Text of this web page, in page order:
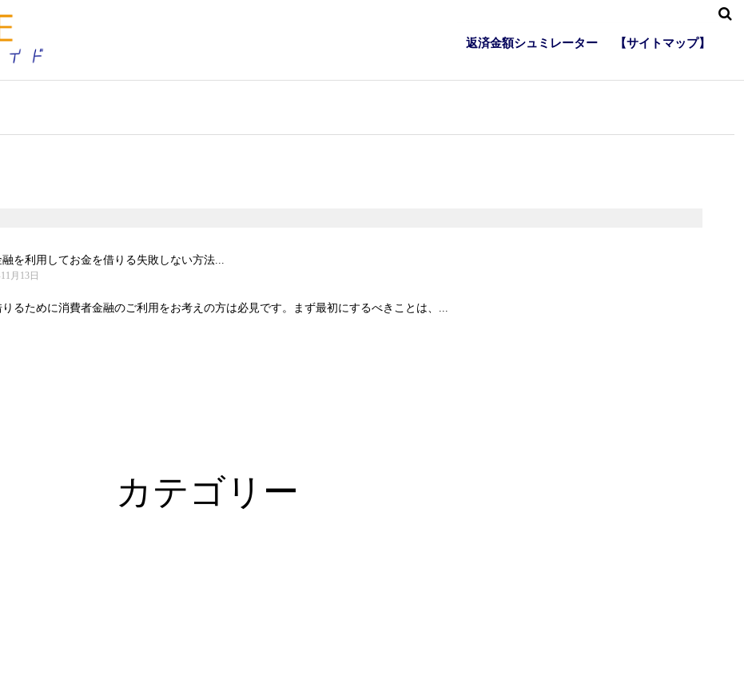
返済金額シュミレーター 【サイトマップ】
を利用してお金を借りる失敗しない方法...
月13日
るために消費者金融のご利用をお考えの方は必見です。まず最初にするべきことは、...
カテゴリー